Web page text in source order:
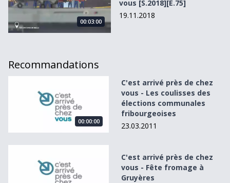
00:03:00
vous [S.2018][E.75]
19.11.2018
Recommandations
C&#039;est arrivé près de chez vous - Les coulisses
00:00:00
C'est arrivé près de chez
vous - Les coulisses des
élections communales
fribourgeoises
23.03.2011
C'est arrivé près de chez
vous - Fête fromage à
Gruyères